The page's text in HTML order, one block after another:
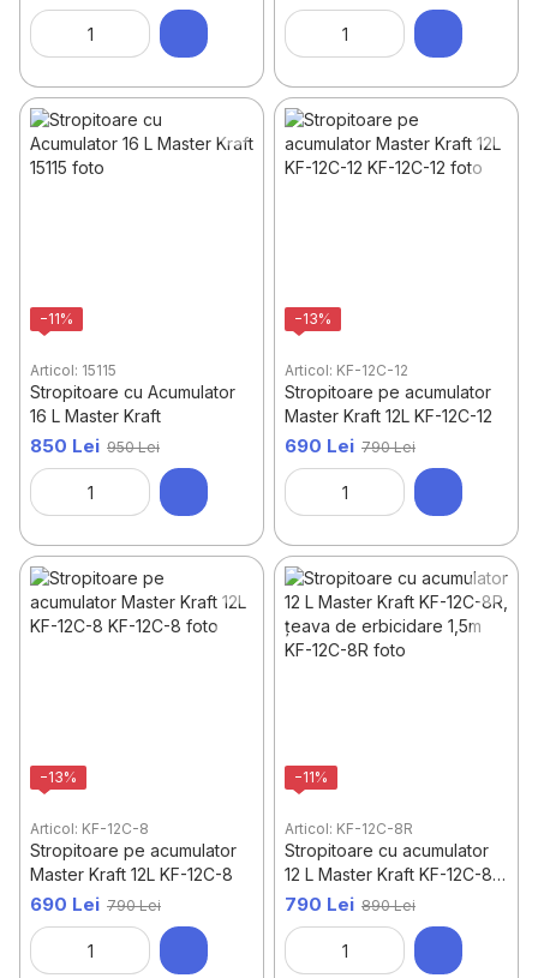
−11%
Articol: 15115
Stropitoare cu Acumulator
16 L Master Kraft
850 Lei 950 Lei
−13%
Articol: KF-12C-12
Stropitoare pe acumulator
Master Kraft 12L KF-12C-12
690 Lei 790 Lei
−13%
Articol: KF-12C-8
Stropitoare pe acumulator
Master Kraft 12L KF-12C-8
690 Lei 790 Lei
−11%
Articol: KF-12C-8R
Stropitoare cu acumulator
12 L Master Kraft KF-12C-8R,
țeava de erbicidare 1,5m
790 Lei 890 Lei